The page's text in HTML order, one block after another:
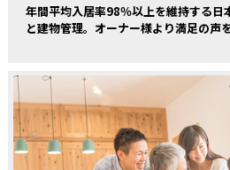
年間平均入居率98％以上を維持する日
と建物管理。オーナー様より満足の声